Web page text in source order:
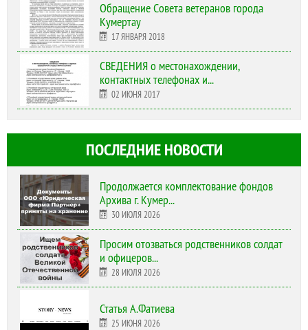
Обращение Совета ветеранов города
Кумертау
17 ЯНВАРЯ 2018
СВЕДЕНИЯ о местонахождении,
контактных телефонах и...
02 ИЮНЯ 2017
ПОСЛЕДНИЕ НОВОСТИ
Продолжается комплектование фондов
Архива г. Кумер...
30 ИЮЛЯ 2026
Просим отозваться родственников солдат
и офицеров...
28 ИЮЛЯ 2026
Статья А.Фатиева
25 ИЮНЯ 2026